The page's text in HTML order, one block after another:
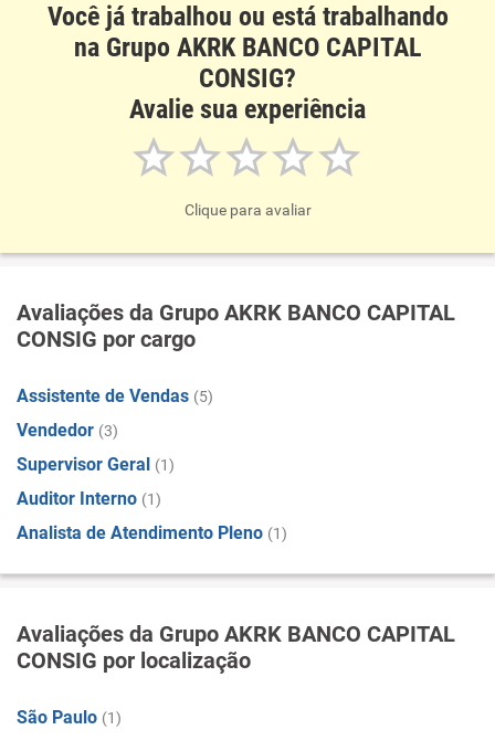
Você já trabalhou ou está trabalhando
na Grupo AKRK BANCO CAPITAL
CONSIG?
Avalie sua experiência
Clique para avaliar
Avaliações da Grupo AKRK BANCO CAPITAL
CONSIG por cargo
Assistente de Vendas (5)
Vendedor (3)
Supervisor Geral (1)
Auditor Interno (1)
Analista de Atendimento Pleno (1)
Avaliações da Grupo AKRK BANCO CAPITAL
CONSIG por localização
São Paulo (1)